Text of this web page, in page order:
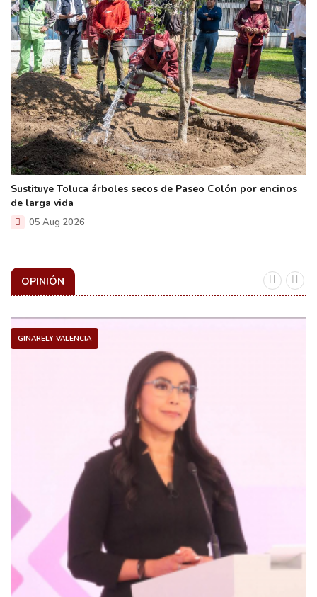
Sustituye Toluca árboles secos de Paseo Colón por encinos
de larga vida
05 Aug 2026
OPINIÓN
GINARELY VALENCIA